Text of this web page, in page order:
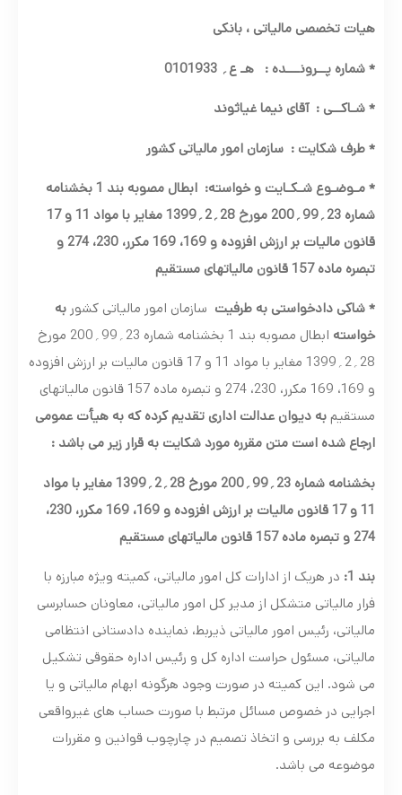
هیات تخصصی مالیاتی ، بانکی
*شماره پــرونـــده : هـ ع؍
*شـاکــی : آقای نیما غیاثوند
*طرف شکایت : سازمان امور مالیاتی کشور
*
مـوضـوع شـکـایت و خواسته: ابطال مصوبه بند 1 بخشنامه
شماره 23
؍99؍200 مورخ 28 ؍2؍
1399 مغایر با مواد 11 و 17
قانون مالیات بر ارزش افزوده و 169، 169 مکرر، 230، 274 و
تبصره ماده 157 قانون مالیاتهای مستقیم
* شاکی دادخواستی به طرفیت سازمان امور مالیاتی کشور به
خواسته
ابطال مصوبه بند 1 بخشنامه شماره 23؍99؍200 مورخ
28؍2؍1399 مغایر با مواد 11 و 17 قانون مالیات بر ارزش افزوده
و 169، 169 مکرر، 230، 274 و تبصره ماده 157 قانون مالیاتهای
مستقیم به دیوان عدالت اداری تقدیم کرده که به هیأت عمومی
ارجاع شده است متن مقرره مورد شکایت به قرار زیر می باشد :
بخشنامه شماره 23 ؍99؍200 مورخ 28 ؍2؍
1399 مغایر با مواد
11 و 17 قانون مالیات بر ارزش افزوده و 169، 169 مکرر، 230،
274 و تبصره ماده 157 قانون مالیاتهای مستقیم
بند 1:
در هریک از ادارات کل امور مالیاتی، کمیته ویژه مبارزه با
فرار مالیاتی متشکل از مدیر کل امور مالیاتی، معاونان حسابرسی
مالیاتی، رئیس امور مالیاتی ذیربط، نماینده دادستانی انتظامی
مالیاتی، مسئول حراست اداره کل و رئیس اداره حقوقی تشکیل
می شود. این کمیته در صورت وجود هرگونه ابهام مالیاتی و یا
اجرایی در خصوص مسائل مرتبط با صورت حساب های غیرواقعی
مکلف به بررسی و اتخاذ تصمیم در چارچوب قوانین و مقررات
موضوعه می باشد.